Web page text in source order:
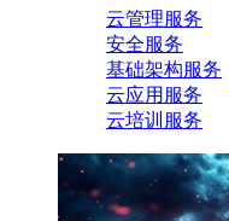
云管理服务
安全服务
基础架构服务
云应用服务
云培训服务